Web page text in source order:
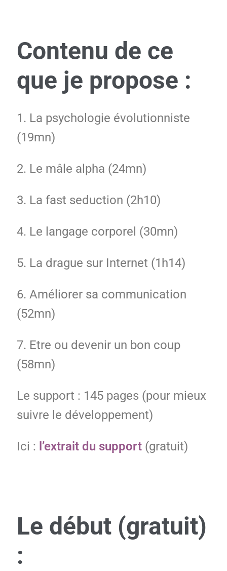
Contenu de ce
que je propose :
1. La psychologie évolutionniste
(19mn)
2. Le mâle alpha (24mn)
3. La fast seduction (2h10)
4. Le langage corporel (30mn)
5. La drague sur Internet (1h14)
6. Améliorer sa communication
(52mn)
7. Etre ou devenir un bon coup
(58mn)
Le support : 145 pages (pour mieux
suivre le développement)
Ici : l’extrait du support(gratuit)
Le début (gratuit)
: